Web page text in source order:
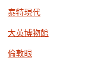
泰特現代
大英博物館
倫敦眼